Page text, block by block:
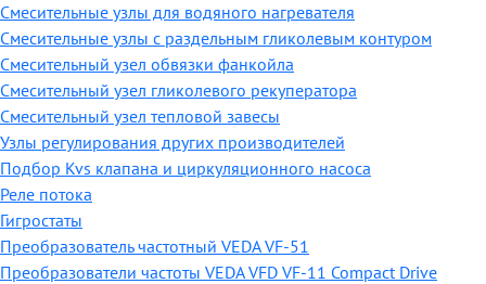
Смесительные узлы для водяного нагревателя
Смесительные узлы с раздельным гликолевым контуром
Смесительный узел обвязки фанкойла
Смесительный узел гликолевого рекуператора
Смесительный узел тепловой завесы
Узлы регулирования других производителей
Подбор Kvs клапана и циркуляционного насоса
Реле потока
Гигростаты
Преобразователь частотный VEDA VF-51
Преобразователи частоты VEDA VFD VF-11 Compact Drive